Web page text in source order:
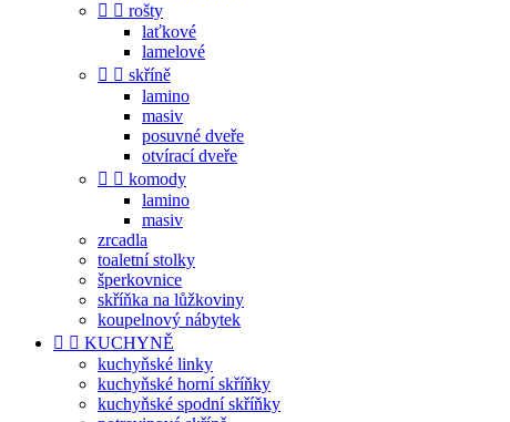
  rošty
laťkové
lamelové
  skříně
lamino
masiv
posuvné dveře
otvírací dveře
  komody
lamino
masiv
zrcadla
toaletní stolky
šperkovnice
skříňka na lůžkoviny
koupelnový nábytek
  KUCHYNĚ
kuchyňské linky
kuchyňské horní skříňky
kuchyňské spodní skříňky